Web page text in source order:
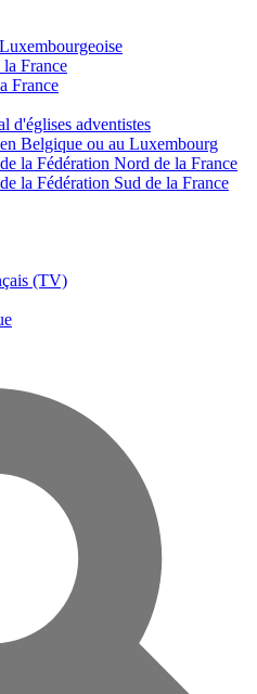
France
France
d'églises adventistes
Belgique ou au Luxembourg
la Fédération Nord de la France
la Fédération Sud de la France
(TV)